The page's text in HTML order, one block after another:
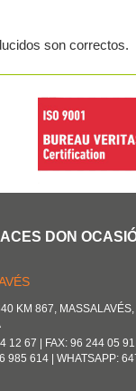
son correctos.
DON
KM 867,
12 67 | FAX: 96 244 05 91
985 614 | WHATSAPP: